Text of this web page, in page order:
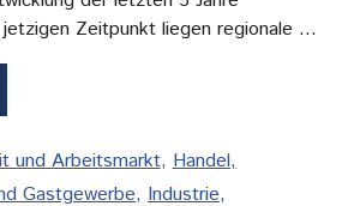
Zeitpunkt liegen regionale …
und Arbeitsmarkt,Handel,
Gastgewerbe, Industrie,